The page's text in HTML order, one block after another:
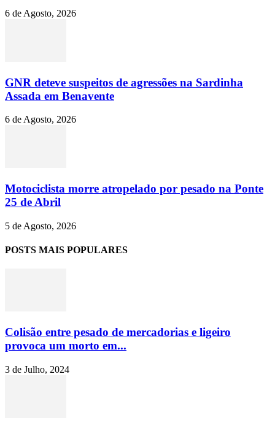
6 de Agosto, 2026
GNR deteve suspeitos de agressões na Sardinha
Assada em Benavente
6 de Agosto, 2026
Motociclista morre atropelado por pesado na Ponte
25 de Abril
5 de Agosto, 2026
POSTS MAIS POPULARES
Colisão entre pesado de mercadorias e ligeiro
provoca um morto em...
3 de Julho, 2024